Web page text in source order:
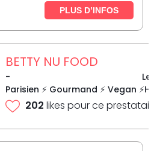
PLUS D’INFOS
BETTY NU FOOD
- Le
Parisien ⚡ Gourmand ⚡ Vegan
202 likes pour ce